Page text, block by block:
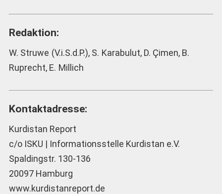
Redaktion:
W. Struwe (V.i.S.d.P.), S. Karabulut, D. Çimen, B.
Ruprecht, E. Millich
Kontaktadresse:
Kurdistan Report
c/o ISKU | Informationsstelle Kurdistan e.V.
Spaldingstr. 130-136
20097 Hamburg
www.kurdistanreport.de